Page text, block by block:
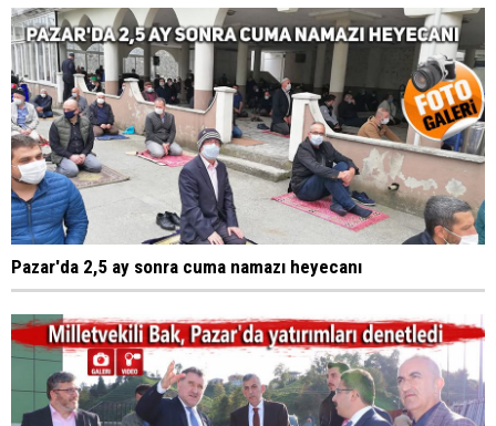
Pazar'da 2,5 ay sonra cuma namazı heyecanı